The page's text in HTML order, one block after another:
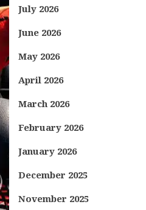
July 2026
June 2026
May 2026
April 2026
March 2026
February 2026
January 2026
December 2025
November 2025